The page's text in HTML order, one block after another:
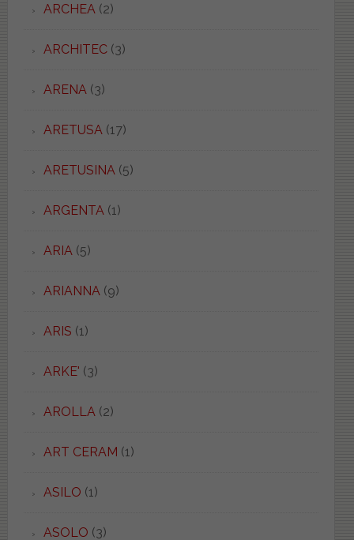
ARCHEA (2)
ARCHITEC(3)
ARENA (3)
ARETUSA (17)
ARETUSINA (5)
ARGENTA (1)
ARIA (5)
ARIANNA (9)
ARIS (1)
ARKE' (3)
AROLLA (2)
ART CERAM (1)
ASILO (1)
ASOLO (3)